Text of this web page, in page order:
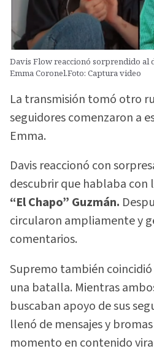
Davis Flow reaccionó sorprendido al
Emma Coronel.Foto: Captura video
La transmisión tomó otro
seguidores comenzaron a
Emma.
Davis reaccionó con
descubrir que hablaba con
“El Chapo” Guzmán.
circularon ampliamente y
comentarios.
Supremo también
una batalla. Mientras
buscaban apoyo de sus
llenó de mensajes y
momento en contenido